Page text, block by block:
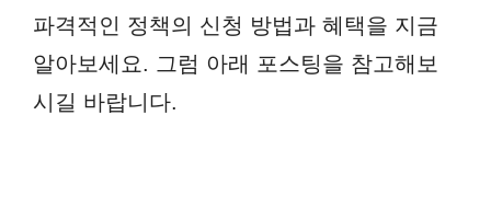
파격적인 정책의 신청 방법과 혜택을 지금
알아보세요. 그럼 아래 포스팅을 참고해보
시길 바랍니다.